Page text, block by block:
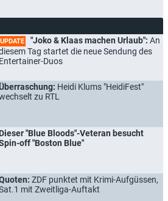
UPDATE "Joko & Klaas machen Urlaub": An
Tag startet die neue Sendung des
Entertainer-Duos
Heidi Klums "HeidiFest"
zu RTL
Dieser "Blue Bloods"-Veteran besucht
off "Boston Blue"
ZDF punktet mit Krimi-Aufgüssen,
mit Zweitliga-Auftakt